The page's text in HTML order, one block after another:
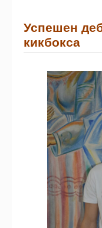
Успешен
кикбокса